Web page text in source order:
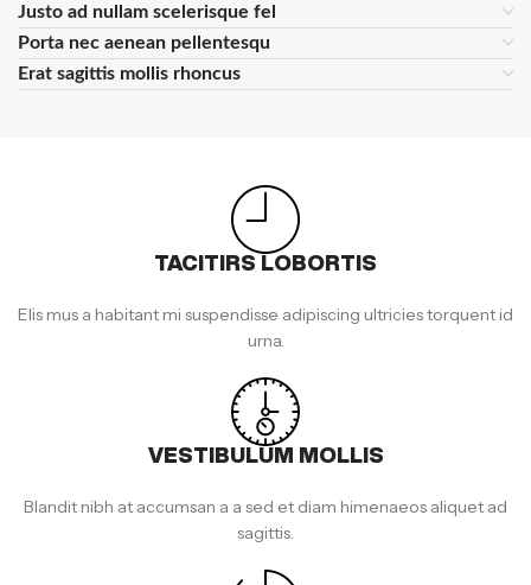
Justo ad nullam scelerisque fel
Porta nec aenean pellentesqu
Erat sagittis mollis rhoncus
TACITIRS LOBORTIS
Elis mus a habitant mi suspendisse adipiscing ultricies torquent id
urna.
VESTIBULUM MOLLIS
Blandit nibh at accumsan a a sed et diam himenaeos aliquet ad
sagittis.